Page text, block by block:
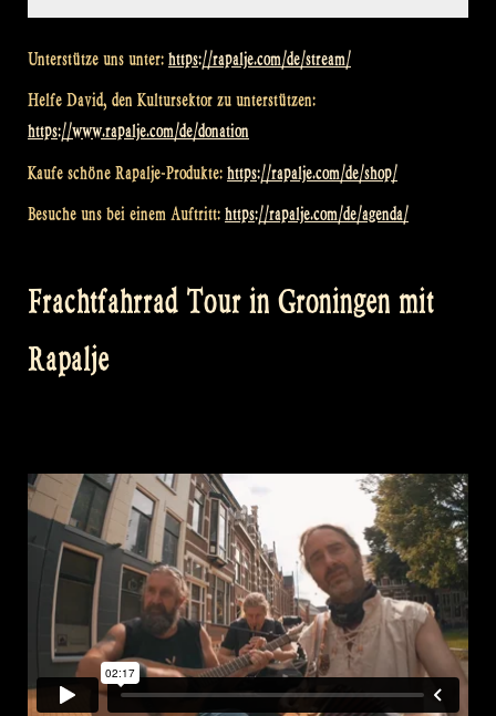
Unterstütze uns unter: https://rapalje.com/de/stream/
Helfe David, den Kultursektor zu unterstützen:
https://www.rapalje.com/de/donation
Kaufe schöne Rapalje-Produkte: https://rapalje.com/de/shop/
Besuche uns bei einem Auftritt: https://rapalje.com/de/agenda/
Frachtfahrrad Tour in Groningen mit
Rapalje